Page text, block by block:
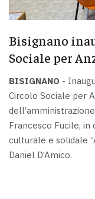
Bisignano
Sociale per
BISIGNANO -
Circolo Sociale per
Francesco Fucile, in
culturale e solidale
Daniel D’Amico.